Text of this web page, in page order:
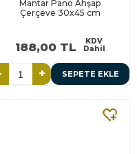
Mantar Pano Ahşap
Çerçeve 30x45 cm
188,00 TL
KDV
Dahil
+ SEPETE EKLE